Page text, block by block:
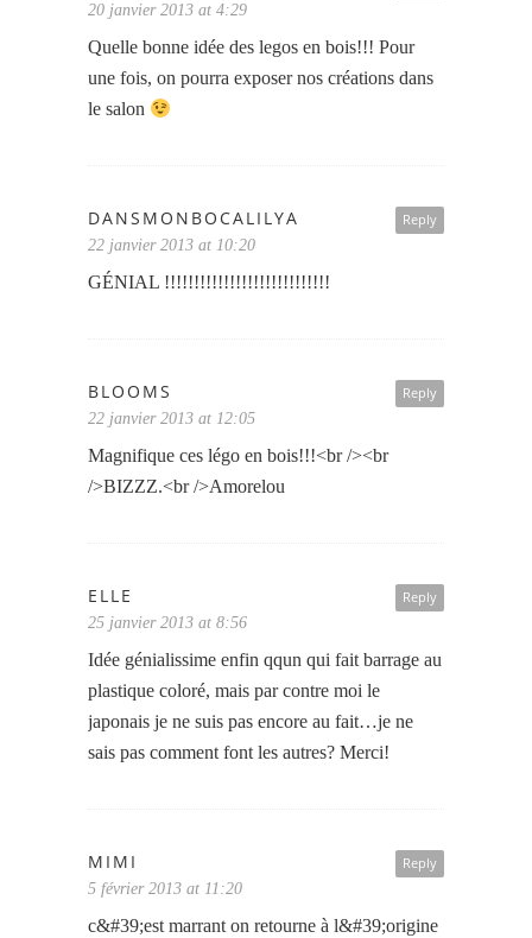
20 janvier 2013 at 4:29
Quelle bonne idée des legos en bois!!! Pour
une fois, on pourra exposer nos créations dans
le salon
Reply
DANSMONBOCALILYA
22 janvier 2013 at 10:20
GÉNIAL !!!!!!!!!!!!!!!!!!!!!!!!!!!!
Reply
BLOOMS
22 janvier 2013 at 12:05
Magnifique ces légo en bois!!!<br /><br
/>BIZZZ.<br />Amorelou
Reply
ELLE
25 janvier 2013 at 8:56
Idée génialissime enfin qqun qui fait barrage au
plastique coloré, mais par contre moi le
japonais je ne suis pas encore au fait…je ne
sais pas comment font les autres? Merci!
Reply
MIMI
5 février 2013 at 11:20
c&#39;est marrant on retourne à l&#39;origine